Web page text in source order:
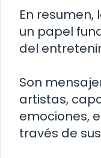
En
un papel
del
Son
artistas,
emociones,
través de